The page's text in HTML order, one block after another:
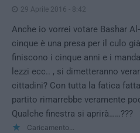
29 Aprile 2016 - 8:42
Anche io vorrei votare Bashar
cinque è una presa per il culo
finiscono i cinque anni e i
lezzi ecc.. , si dimetteranno
cittadini? Con tutta la fatica
partito rimarrebbe veramente
Qualche finestra si aprirà……???
Caricamento...